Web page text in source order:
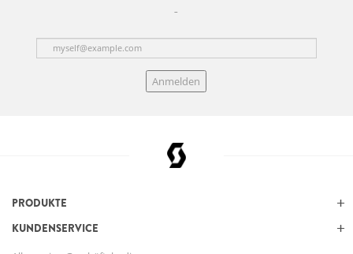
Anmelden
PRODUKTE
KUNDENSERVICE